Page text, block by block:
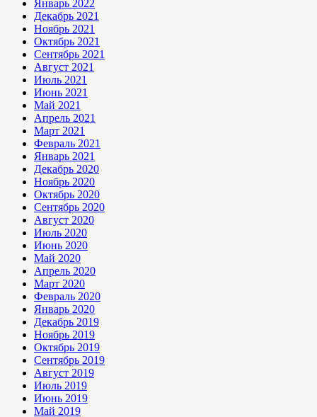
Январь 2022
Декабрь 2021
Ноябрь 2021
Октябрь 2021
Сентябрь 2021
Август 2021
Июль 2021
Июнь 2021
Май 2021
Апрель 2021
Март 2021
Февраль 2021
Январь 2021
Декабрь 2020
Ноябрь 2020
Октябрь 2020
Сентябрь 2020
Август 2020
Июль 2020
Июнь 2020
Май 2020
Апрель 2020
Март 2020
Февраль 2020
Январь 2020
Декабрь 2019
Ноябрь 2019
Октябрь 2019
Сентябрь 2019
Август 2019
Июль 2019
Июнь 2019
Май 2019